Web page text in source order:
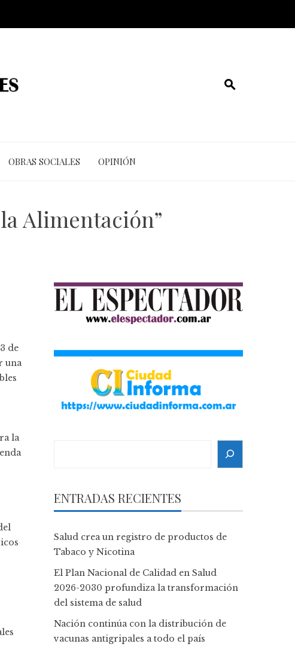
OBRAS SOCIALES OPINIÓN
Alimentación”
de
una
la
ENTRADAS RECIENTES
Salud crea un registro de productos de
Tabaco y Nicotina
El Plan Nacional de Calidad en Salud
2026-2030 profundiza la transformación
del sistema de salud
Nación continúa con la distribución de
vacunas antigripales a todo el país